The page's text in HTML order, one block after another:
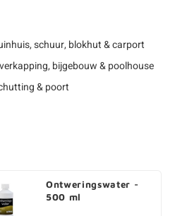
schuur, blokhut & carport
bijgebouw & poolhouse
& poort
Ontweringswater -
500 ml